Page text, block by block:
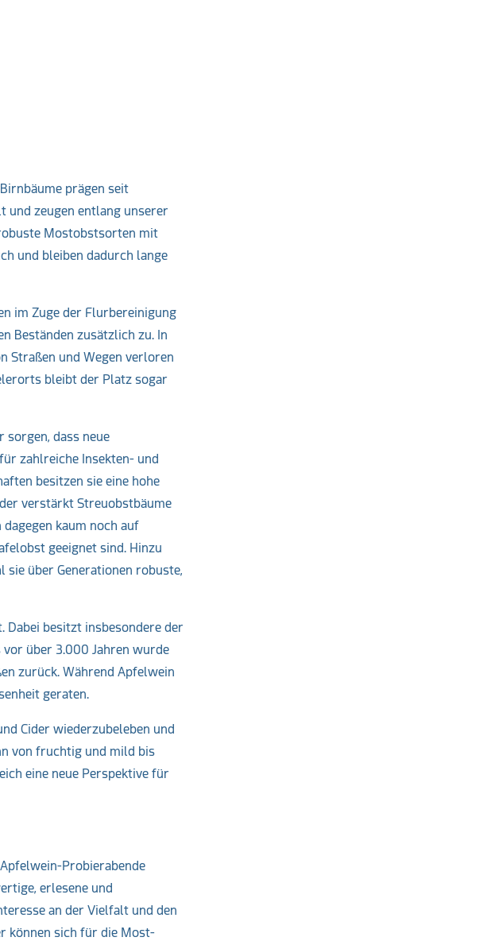
prägen seit
und zeugen entlang unserer
Mostobstsorten mit
und bleiben dadurch lange
im Zuge der Flurbereinigung
Beständen zusätzlich zu. In
Straßen und Wegen verloren
bleibt der Platz sogar
sorgen, dass neue
zahlreiche Insekten- und
besitzen sie eine hohe
verstärkt Streuobstbäume
kaum noch auf
geeignet sind. Hinzu
über Generationen robuste,
besitzt insbesondere der
vor über 3.000 Jahren wurde
zurück. Während Apfelwein
geraten.
Cider wiederzubeleben und
von fruchtig und mild bis
eine neue Perspektive für
Probierabende
erlesene und
an der Vielfalt und den
können sich für die Most-